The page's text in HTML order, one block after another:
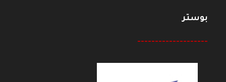
بوستر
--------------------